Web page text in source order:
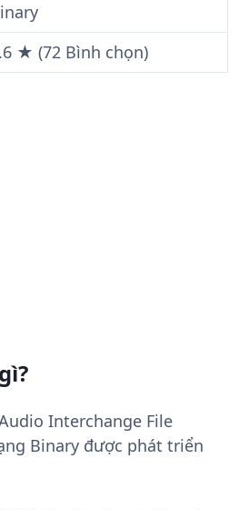
★ (72 Bình chọn)
Interchange File
Binary được phát triển